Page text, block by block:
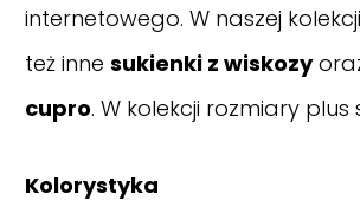
internetowego. W naszej
też inne sukienki z wiskozy
cupro. W kolekcji rozmiary plus
Kolorystyka